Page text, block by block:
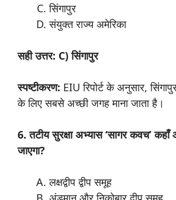
सिंगापुर
संयुक्त राज्य अमेरिका
सही उत्तर: C) सिंगापुर
स्पष्टीकरण: EIU रिपोर्ट के अनुसार,
के लिए सबसे अच्छी जगह माना जाता है।
6. तटीय सुरक्षा अभ्यास ‘सागर कवच’ कहाँ
जाएगा?
लक्षद्वीप द्वीप समूह